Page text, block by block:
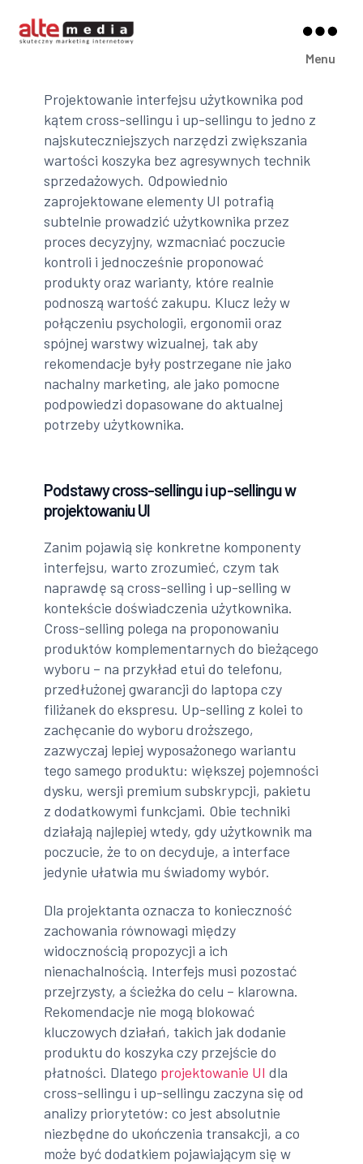
Media
Menu
Projektowanie interfejsu użytkownika pod
kątem cross-sellingu i up-sellingu to jedno z
najskuteczniejszych narzędzi zwiększania
wartości koszyka bez agresywnych technik
sprzedażowych. Odpowiednio
zaprojektowane elementy UI potrafią
subtelnie prowadzić użytkownika przez
proces decyzyjny, wzmacniać poczucie
kontroli i jednocześnie proponować
produkty oraz warianty, które realnie
podnoszą wartość zakupu. Klucz leży w
połączeniu psychologii, ergonomii oraz
spójnej warstwy wizualnej, tak aby
rekomendacje były postrzegane nie jako
nachalny marketing, ale jako pomocne
podpowiedzi dopasowane do aktualnej
potrzeby użytkownika.
Podstawy cross-sellingu i up-sellingu w
projektowaniu UI
Zanim pojawią się konkretne komponenty
interfejsu, warto zrozumieć, czym tak
naprawdę są cross-selling i up-selling w
kontekście doświadczenia użytkownika.
Cross-selling polega na proponowaniu
produktów komplementarnych do bieżącego
wyboru – na przykład etui do telefonu,
przedłużonej gwarancji do laptopa czy
filiżanek do ekspresu. Up-selling z kolei to
zachęcanie do wyboru droższego,
zazwyczaj lepiej wyposażonego wariantu
tego samego produktu: większej pojemności
dysku, wersji premium subskrypcji, pakietu
z dodatkowymi funkcjami. Obie techniki
działają najlepiej wtedy, gdy użytkownik ma
poczucie, że to on decyduje, a interface
jedynie ułatwia mu świadomy wybór.
Dla projektanta oznacza to konieczność
zachowania równowagi między
widocznością propozycji a ich
nienachalnością. Interfejs musi pozostać
przejrzysty, a ścieżka do celu – klarowna.
Rekomendacje nie mogą blokować
kluczowych działań, takich jak dodanie
produktu do koszyka czy przejście do
płatności. Dlatego projektowanie UI dla
cross-sellingu i up-sellingu zaczyna się od
analizy priorytetów: co jest absolutnie
niezbędne do ukończenia transakcji, a co
może być dodatkiem pojawiającym się w